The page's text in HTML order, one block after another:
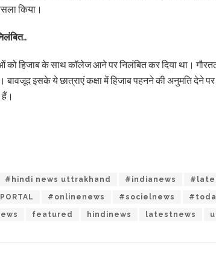
किया।
हिजाब के साथ कॉलेज आने पर निलंबित कर दिया था।
है। बावजूद इसके ये छात्राएं कक्षा में हिजाब पहनने की अनुमति
#hindi news uttrakhand #indianews
#onlinenews #socielnews
featured hindinews latestnews